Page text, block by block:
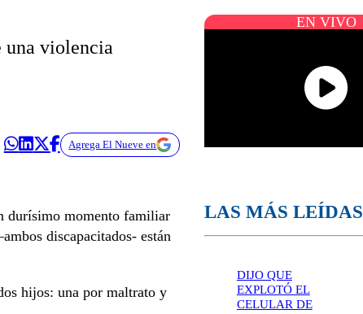
una violencia
Agrega El Nueve en
durísimo momento familiar
discapacitados- están
hijos: una por maltrato y
EN VIVO
LAS MÁS LEÍDAS
DIJO QUE
EXPLOTÓ EL
CELULAR DE